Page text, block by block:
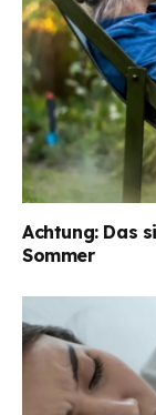
Achtung: Das
Sommer